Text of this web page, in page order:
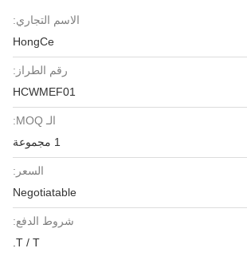
الاسم التجاري:
HongCe
رقم الطراز:
HCWMEF01
الـ MOQ:
السعر:
Negotiatable
شروط الدفع:
T / T.